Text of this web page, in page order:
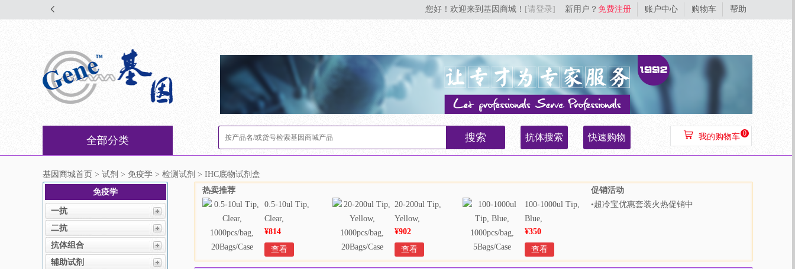
您好！欢迎来到基因商城！ [请登录] 新用户？ 免费注册 账户中心 购物车 帮助
全部分类 搜索 抗体搜索 快速购物 0
我的购物车
基因商城首页 > 试剂 > 免疫学 > 检测试剂 > IHC底物试剂盒
免疫学
一抗
二抗
抗体组合
辅助试剂
热卖推荐
0.5-10ul Tip,
Clear,
1000pcs/bag,
20Bags/Case
¥814
查看
20-200ul Tip,
Yellow,
1000pcs/bag,
20Bags/Case
¥902
查看
100-1000ul Tip,
Blue,
1000pcs/bag,
5Bags/Case
¥350
查看
促销活动
•超冷宝优惠套装火热促销中